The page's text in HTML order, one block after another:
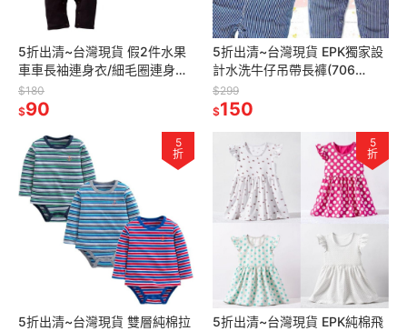
5折出清~台灣現貨 假2件水果
車車長袖連身衣/細毛圈連身衣/
肩扣連身衣
6m/9m/12m/18m/24m
$180
$90
5折出清~台灣現貨 EPK獨家設
計水洗牛仔吊帶長褲(706
款)~86/90/95/100
$299
$150
5
折
5折出清~台灣現貨 雙層純棉拉
5
折
5折出清~台灣現貨 EPK純棉飛